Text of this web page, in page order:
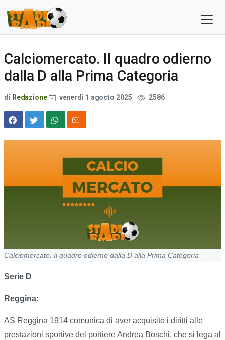
Calciomercato. Il quadro odierno
dalla D alla Prima Categoria
di Redazione venerdì 1 agosto 2025 2586
Calciomercato. Il quadro odierno dalla D alla Prima Categoria
Serie D
Reggina:
AS Reggina 1914 comunica di aver acquisito i diritti alle
prestazioni sportive del portiere Andrea Boschi, che si lega al